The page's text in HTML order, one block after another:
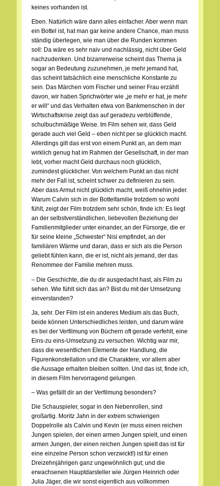
keines vorhanden ist.
Eben. Natürlich wäre dann alles einfacher. Aber wenn man
ein Bottel ist, hat man gar keine andere Chance, man muss
ständig überlegen, wie man über die Runden kommen
soll: Da wäre es sehr naiv und nachlässig, nicht über Geld
nachzudenken. Und bizarrerweise scheint das Thema ja
sogar an Bedeutung zuzunehmen, je mehr jemand hat,
das scheint tatsächlich eine menschliche Konstante zu
sein. Das Märchen vom Fischer und seiner Frau erzählt
davon, wir haben Sprichwörter wie „je mehr er hat, je mehr
er will“ und das Verhalten etwa von Bankmenschen in der
Wirtschaftskrise zeigt das auf geradezu verblüffende,
schulbuchmäßige Weise. Im Film sehen wir, dass Geld
gerade auch viel Geld – eben nicht per se glücklich macht.
Allerdings gilt das erst von einem Punkt an, an dem man
wirklich genug hat im Rahmen der Gesellschaft, in der man
lebt, vorher macht Geld durchaus noch glücklich,
zumindest glücklicher. Von welchem Punkt an das nicht
mehr der Fall ist, scheint schwer zu definieren zu sein.
Aber dass Armut nicht glücklich macht, weiß ohnehin jeder.
Warum Calvin sich in der Bottelfamilie trotzdem so wohl
fühlt, zeigt der Film trotzdem sehr schön, finde ich: Es liegt
an der selbstverständlichen, liebevollen Beziehung der
Familienmitglieder unter einander, an der Fürsorge, die er
für seine kleine „Schwester“ Nisi empfindet, an der
familiären Wärme und daran, dass er sich als die Person
geliebt fühlen kann, die er ist, nicht als jemand, der das
Renommee der Familie mehren muss.
– Die Geschichte, die du dir ausgedacht hast, als Film zu
sehen. Wie fühlt sich das an? Bist du mit der Umsetzung
einverstanden?
Ja, sehr. Der Film ist ein anderes Medium als das Buch,
beide können Unterschiedliches leisten, und darum wäre
es bei der Verfilmung von Büchern oft gerade verfehlt, eine
Eins-zu eins-Umsetzung zu versuchen. Wichtig war mir,
dass die wesentlichen Elemente der Handlung, die
Figurenkonstellation und die Charaktere, vor allem aber
die Aussage erhalten bleiben sollten. Und das ist, finde ich,
in diesem Film hervorragend gelungen.
– Was gefällt dir an der Verfilmung besonders?
Die Schauspieler, sogar in den Nebenrollen, sind
großartig. Moritz Jahn in der extrem schwierigen
Doppelrolle als Calvin und Kevin (er muss einen reichen
Jungen spielen, der einen armen Jungen spielt, und einen
armen Jungen, der einen reichen Jungen spielt das ist für
eine einzelne Person schon verzwickt!) ist für einen
Dreizehnjährigen ganz ungewöhnlich gut; und die
erwachsenen Hauptdarsteller wie Jürgen Heinrich oder
Julia Jäger, die wir sonst eigentlich aus vollkommen